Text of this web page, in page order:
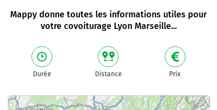
Mappy donne toutes les informations utiles pour
votre covoiturage Lyon Marseille...
Durée Distance Prix